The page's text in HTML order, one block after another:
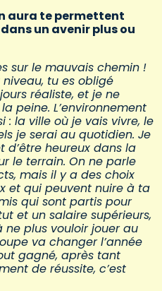
aura te permettent
un avenir plus ou
sur le mauvais chemin !
tu es obligé
réaliste, et je ne
peine. L’environnement
la ville où je vais vivre, le
je serai au quotidien. Je
d’être heureux dans la
le terrain. On ne parle
mais il y a des choix
et qui peuvent nuire à ta
qui sont partis pour
et un salaire supérieurs,
plus vouloir jouer au
va changer l’année
gagné, après tant
de réussite, c’est